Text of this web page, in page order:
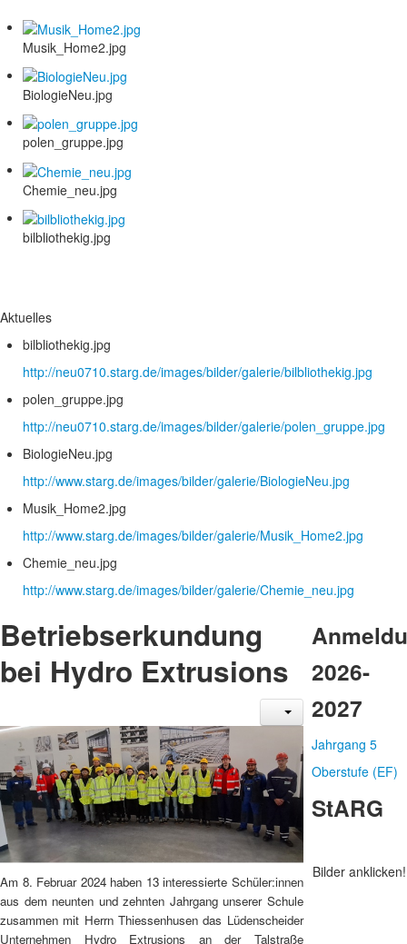
Musik_Home2.jpg
BiologieNeu.jpg
polen_gruppe.jpg
Chemie_neu.jpg
bilbliothekig.jpg
Aktuelles
bilbliothekig.jpg
http://neu0710.starg.de/images/bilder/galerie/bilbliothekig.jpg
polen_gruppe.jpg
http://neu0710.starg.de/images/bilder/galerie/polen_gruppe.jpg
BiologieNeu.jpg
http://www.starg.de/images/bilder/galerie/BiologieNeu.jpg
Musik_Home2.jpg
http://www.starg.de/images/bilder/galerie/Musik_Home2.jpg
Chemie_neu.jpg
http://www.starg.de/images/bilder/galerie/Chemie_neu.jpg
Betriebserkundung
bei Hydro Extrusions
Am 8. Februar 2024 haben 13 interessierte Schüler:innen
aus dem neunten und zehnten Jahrgang unserer Schule
zusammen mit Herrn Thiessenhusen das Lüdenscheider
Unternehmen Hydro Extrusions an der Talstraße
2026-
2027
Jahrgang 5
Oberstufe (EF)
StARG
Bilder anklicken!